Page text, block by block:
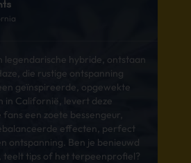
legendarische hybride, ontstaan
die rustige ontspanning
geïnspireerde, opgewekte
in Californië, levert deze
een zoete bessengeur,
effecten, perfect
ontspanning. Ben je benieuwd
teelt tips of het terpeenprofiel?